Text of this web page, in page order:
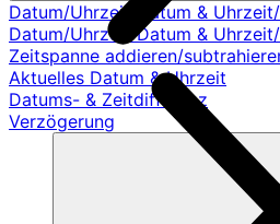
Datum/Uhrzeit/Datum &
Datum/Uhrzeit/Datum &
Zeitspanne addieren/
Aktuelles Datum & Uhrzeit
Datums- & Zeitdifferenz
Verzögerung